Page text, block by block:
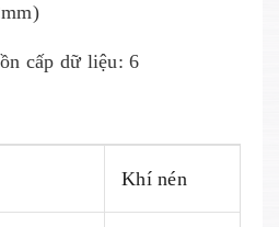
cấp dữ liệu: 6
Khí nén